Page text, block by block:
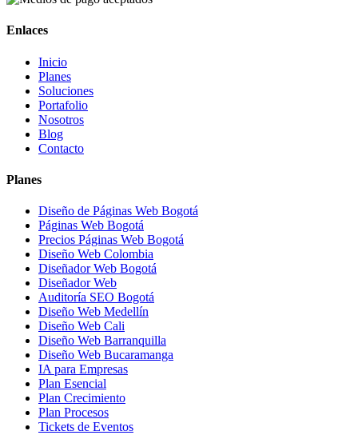
Enlaces
Inicio
Planes
Soluciones
Portafolio
Nosotros
Blog
Contacto
Planes
Diseño de Páginas Web Bogotá
Páginas Web Bogotá
Precios Páginas Web Bogotá
Diseño Web Colombia
Diseñador Web Bogotá
Diseñador Web
Auditoría SEO Bogotá
Diseño Web Medellín
Diseño Web Cali
Diseño Web Barranquilla
Diseño Web Bucaramanga
IA para Empresas
Plan Esencial
Plan Crecimiento
Plan Procesos
Tickets de Eventos